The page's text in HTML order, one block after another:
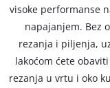
visoke performanse
napajanjem. Bez
rezanja i piljenja,
lakoćom ćete
rezanja u vrtu i oko